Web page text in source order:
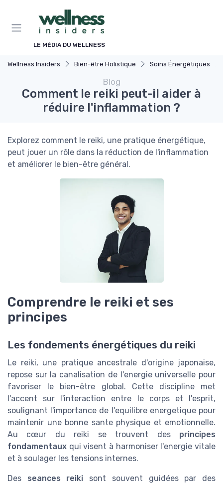
LE MÉDIA DU WELLNESS
Wellness Insiders Bien-être Holistique Soins Énergétiques
Blog
Comment le reiki peut-il aider à
réduire l'inflammation ?
Explorez comment le reiki, une pratique énergétique,
peut jouer un rôle dans la réduction de l'inflammation
et améliorer le bien-être général.
Comprendre le reiki et ses
principes
Les fondements énergétiques du reiki
Le reiki, une pratique ancestrale d'origine japonaise,
repose sur la canalisation de l'energie universelle pour
favoriser le bien-être global. Cette discipline met
l'accent sur l'interaction entre le corps et l'esprit,
soulignant l'importance de l'equilibre energetique pour
maintenir une bonne sante physique et emotionnelle.
Au cœur du reiki se trouvent des principes
fondamentaux qui visent à harmoniser l'energie vitale
et à soulager les tensions internes.
Des seances reiki sont souvent guidées par des